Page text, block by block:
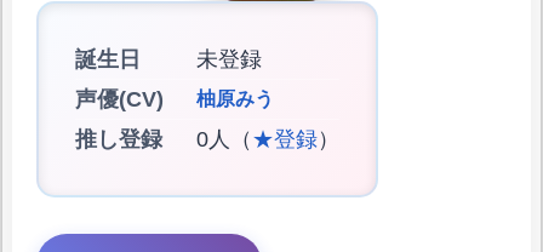
誕生日
未登録
声優(CV)
柚原みう
推し登録 0人（ ★登録）